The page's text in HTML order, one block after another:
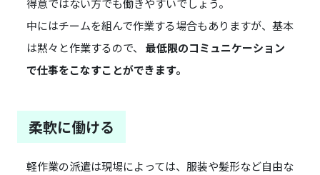
得意ではない方でも働きやすいでしょう。
中にはチームを組んで作業する場合もありますが、基本
は黙々と作業するので、 最低限のコミュニケーション
で仕事をこなすことができます。
柔軟に働ける
軽作業の派遣は現場によっては、服装や髪形など自由な